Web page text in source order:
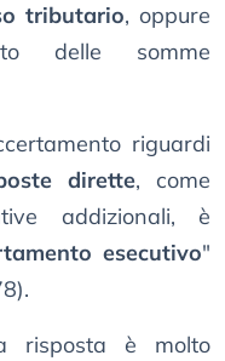
tributario, oppure
delle somme
riguardi
dirette, come
addizionali, è
esecutivo"
risposta è molto